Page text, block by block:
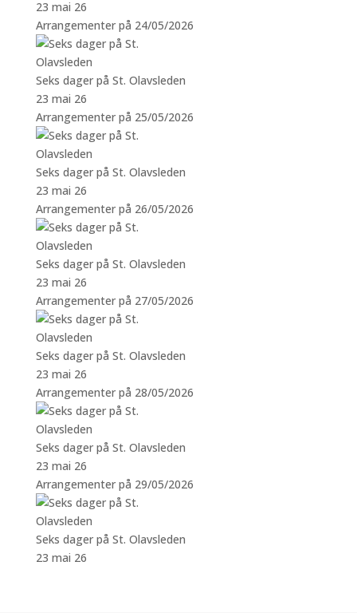
23 mai 26
Arrangementer på 24/05/2026
Seks dager på St. Olavsleden
23 mai 26
Arrangementer på 25/05/2026
Seks dager på St. Olavsleden
23 mai 26
Arrangementer på 26/05/2026
Seks dager på St. Olavsleden
23 mai 26
Arrangementer på 27/05/2026
Seks dager på St. Olavsleden
23 mai 26
Arrangementer på 28/05/2026
Seks dager på St. Olavsleden
23 mai 26
Arrangementer på 29/05/2026
Seks dager på St. Olavsleden
23 mai 26